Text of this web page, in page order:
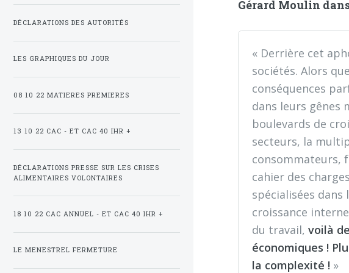
Gérard Moulin
« Derrière cet
sociétés. Alors
conséquences
dans leurs gênes
boulevards de
secteurs, la
consommateurs,
cahier des
spécialisées
croissance
du travail,voilà
économiques !
la complexité ! »
DÉCLARATIONS DES AUTORITÉS
LES GRAPHIQUES DU JOUR
08 10 22 MATIERES PREMIERES
13 10 22 CAC - ET CAC 40 IHR +
DÉCLARATIONS PRESSE SUR LES CRISES
ALIMENTAIRES VOLONTAIRES
18 10 22 CAC ANNUEL - ET CAC 40 IHR +
LE MENESTREL FERMETURE